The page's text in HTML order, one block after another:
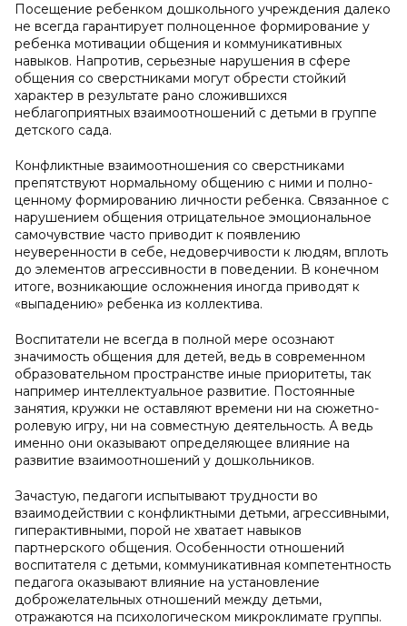
Посещение ребенком дошкольного учреждения далеко
не всегда гарантирует полноценное формирование у
ребенка мо­тивации общения и коммуникативных
навыков. Напротив, серьезные нарушения в сфере
общения со сверстниками мо­гут обрести стойкий
характер в результате рано сложивших­ся
неблагоприятных взаимоотношений с детьми в группе
дет­ского сада.
Конфликтные взаимоотношения со сверстниками
препятствуют нормальному общению с ними и полно­
ценному формированию личности ребенка. Связанное с
нарушением общения отрицательное эмоциональное
самочувствие часто приводит к появлению
неуверенности в себе, недоверчивости к людям, вплоть
до элементов аг­рессивности в поведении. В конечном
итоге, возникающие осложнения иногда приводят к
«выпа­дению» ребенка из коллектива.
Воспитатели не всегда в полной мере осознают
значимость общения для детей, ведь в современном
образовательном пространстве иные приоритеты, так
например интеллектуальное развитие. Постоянные
занятия, кружки не оставляют времени ни на сюжетно-
ролевую игру, ни на совместную деятельность. А ведь
именно они оказывают определяющее влияние на
развитие взаимоотношений у дошкольников.
Зачастую, педагоги испытывают трудности во
взаимодействии с конфликтными детьми, агрессивными,
гиперактивными, порой не хватает навыков
партнерского общения. Особенности отношений
воспитателя с детьми, коммуникативная компетентность
педагога оказывают влияние на установление
доброжелательных отношений между детьми,
отражаются на психологическом микроклимате группы.